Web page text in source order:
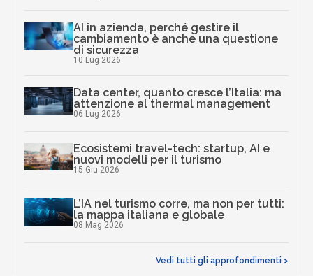
AI in azienda, perché gestire il
cambiamento è anche una questione
di sicurezza
10 Lug 2026
Data center, quanto cresce l’Italia: ma
attenzione al thermal management
06 Lug 2026
Ecosistemi travel-tech: startup, AI e
nuovi modelli per il turismo
15 Giu 2026
L’IA nel turismo corre, ma non per tutti:
la mappa italiana e globale
08 Mag 2026
Vedi tutti gli approfondimenti >